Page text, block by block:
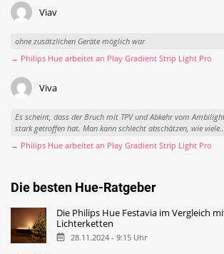
Viav
ohne zusätzlichen Geräte möglich war
→ Philips Hue arbeitet an Play Gradient Strip Light Pro
Viva
Es scheint, dass der Bruch mit TPV und Abkehr vom
stark getroffen hat. Man kann schlecht abschätzen, wie
→ Philips Hue arbeitet an Play Gradient Strip Light Pro
Die besten Hue-Ratgeber
Die Philips Hue Festavia im Vergleich
Lichterketten
28.11.2024 - 9:15 Uhr